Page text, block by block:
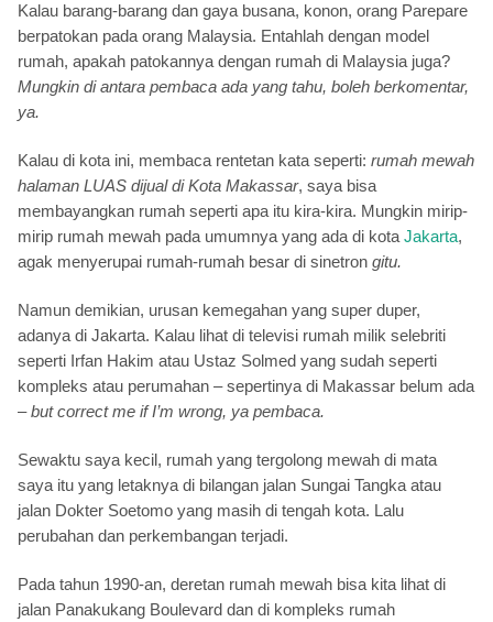
Kalau barang-barang dan gaya busana, konon, orang Parepare
berpatokan pada orang Malaysia. Entahlah dengan model
rumah, apakah patokannya dengan rumah di Malaysia juga?
Mungkin di antara pembaca ada yang tahu, boleh berkomentar,
ya.
Kalau di kota ini, membaca rentetan kata seperti: rumah mewah
halaman LUAS dijual di Kota Makassar, saya bisa
membayangkan rumah seperti apa itu kira-kira. Mungkin mirip-
mirip rumah mewah pada umumnya yang ada di kota Jakarta,
agak menyerupai rumah-rumah besar di sinetron gitu.
Namun demikian, urusan kemegahan yang super duper,
adanya di Jakarta. Kalau lihat di televisi rumah milik selebriti
seperti Irfan Hakim atau Ustaz Solmed yang sudah seperti
kompleks atau perumahan – sepertinya di Makassar belum ada
–but correct me if I’m wrong, ya pembaca.
Sewaktu saya kecil, rumah yang tergolong mewah di mata
saya itu yang letaknya di bilangan jalan Sungai Tangka atau
jalan Dokter Soetomo yang masih di tengah kota. Lalu
perubahan dan perkembangan terjadi.
Pada tahun 1990-an, deretan rumah mewah bisa kita lihat di
jalan Panakukang Boulevard dan di kompleks rumah